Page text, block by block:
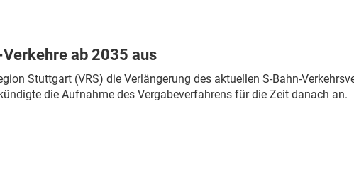
ab 2035 aus
Stuttgart (VRS) die Verlängerung des aktuellen S-Bahn-
die Aufnahme des Vergabeverfahrens für die Zeit danach an.